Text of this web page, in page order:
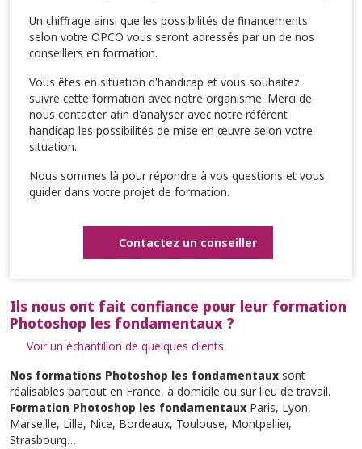
Un chiffrage ainsi que les possibilités de financements
selon votre OPCO vous seront adressés par un de nos
conseillers en formation.
Vous êtes en situation d'handicap et vous souhaitez
suivre cette formation avec notre organisme. Merci de
nous contacter afin d'analyser avec notre référent
handicap les possibilités de mise en œuvre selon votre
situation.
Nous sommes là pour répondre à vos questions et vous
guider dans votre projet de formation.
Contactez un conseiller
Ils nous ont fait confiance pour leur formation
Photoshop les fondamentaux ?
Voir un échantillon de quelques clients
Nos formations Photoshop les fondamentaux sont
réalisables partout en France, à domicile ou sur lieu de travail.
Formation Photoshop les fondamentaux Paris, Lyon,
Marseille, Lille, Nice, Bordeaux, Toulouse, Montpellier,
Strasbourg…